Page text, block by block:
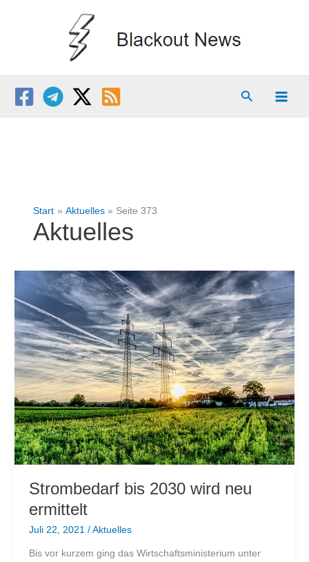
Suchen
Start Aktuelles Seite 373
Aktuelles
Strombedarf bis 2030 wird neu
ermittelt
Juli 22, 2021 / Aktuelles
Bis vor kurzem ging das Wirtschaftsministerium unter